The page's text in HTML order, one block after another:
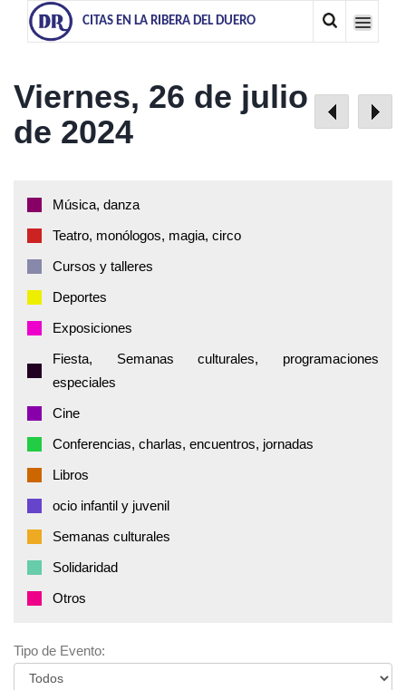
CITAS EN LA RIBERA DEL DUERO
Viernes, 26 de julio
de 2024
Música, danza
Teatro, monólogos, magia, circo
Cursos y talleres
Deportes
Exposiciones
Fiesta, Semanas culturales, programaciones
especiales
Cine
Conferencias, charlas, encuentros, jornadas
Libros
ocio infantil y juvenil
Semanas culturales
Solidaridad
Otros
Tipo de Evento: